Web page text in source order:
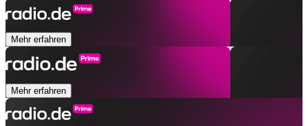
Mehr erfahren
Mehr erfahren